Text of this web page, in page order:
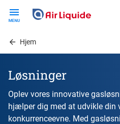
contentHjem
Løsninger
Oplev vores innovative
hjælper dig med at udvikle din
konkurrenceevne. Med